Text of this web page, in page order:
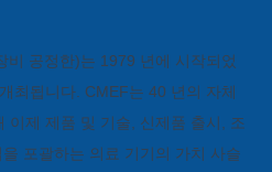
비 공정한)는 1979 년에 시작되었
최됩니다. CMEF는 40 년의 자체
이제 제품 및 기술, 신제품 출시, 조
포괄하는 의료 기기의 가치 사슬